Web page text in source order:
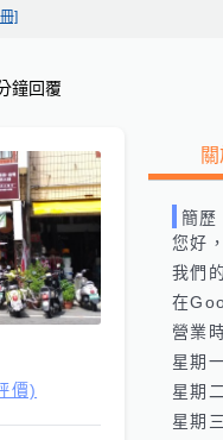
]
鐘回覆
價)
簡歷
您好
我們
在
營業
星期
星期
星期